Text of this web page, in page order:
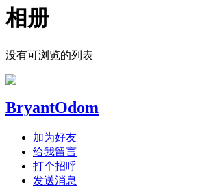
相册
没有可浏览的列表
BryantOdom
加为好友
给我留言
打个招呼
发送消息